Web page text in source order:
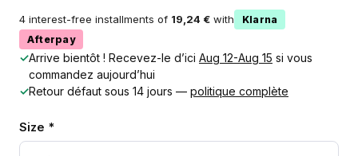
4 interest-free installments of 19,24 € with
Klarna
Afterpay
✓Arrive bientôt ! Recevez-le d’ici Aug 12-Aug 15 si vous
commandez aujourd’hui
✓Retour défaut sous 14 jours — politique complète
Size *